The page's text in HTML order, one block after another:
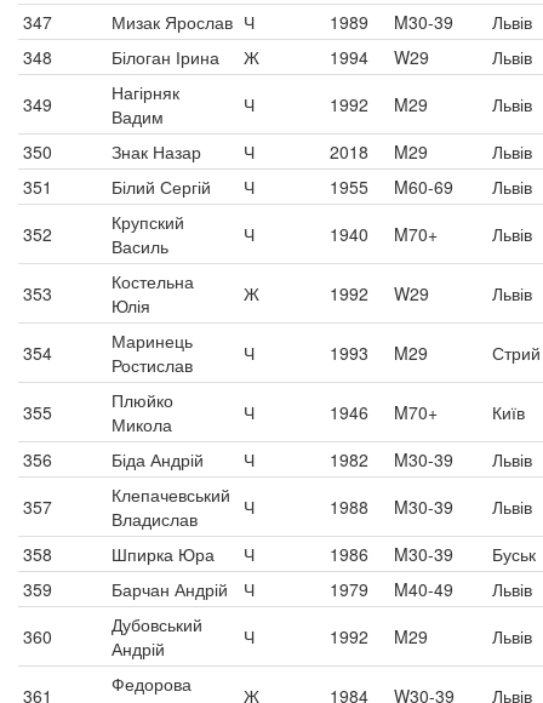
347
Мизак Ярослав Ч 1989 M30-39
Львів
348
Білоган Ірина Ж 1994 W29
Львів
349
Нагірняк
Вадим
Ч 1992 M29
Львів
350
Знак Назар Ч 2018 M29
Львів
351
Білий Сергій Ч 1955 M60-69
Львів
352
Крупский
Василь
Ч 1940 M70+ Львів
353
Костельна
Юлія
Ж 1992 W29 Львів
354
Маринець
Ростислав
Ч 1993 M29 Стрий
355
Плюйко
Микола
Ч 1946 M70+
Київ
356
Біда Андрій Ч 1982 M30-39
Львів
357
Клепачевський
Владислав
Ч 1988 M30-39
Львів
358
Шпирка Юра Ч 1986 M30-39
Буськ
359
Барчан Андрій Ч 1979 M40-49
Львів
360
Дубовський
Андрій
Ч 1992 M29 Львів
361
Федорова
Ж 1984 W30-39 Львів